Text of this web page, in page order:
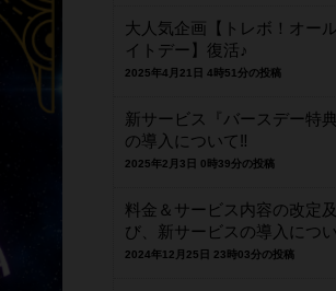
大人気企画【トレボ！オー
イトデー】復活♪
2025年4月21日 4時51分の投稿
新サービス『バースデー特典
の導入について‼️
2025年2月3日 0時39分の投稿
料金＆サービス内容の改定及
び、新サービスの導入につ
2024年12月25日 23時03分の投稿